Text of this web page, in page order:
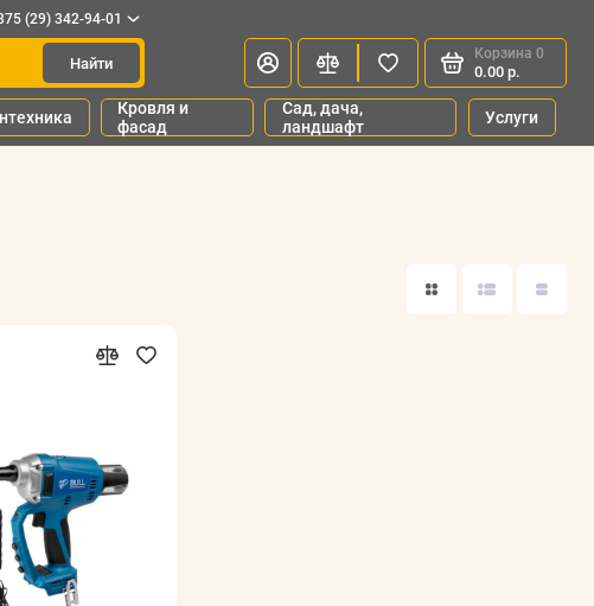
(29) 342-94-01
Найти
Корзина 0
0.00 р.
Кровля и
фасад
Сад, дача,
ландшафт
Услуги